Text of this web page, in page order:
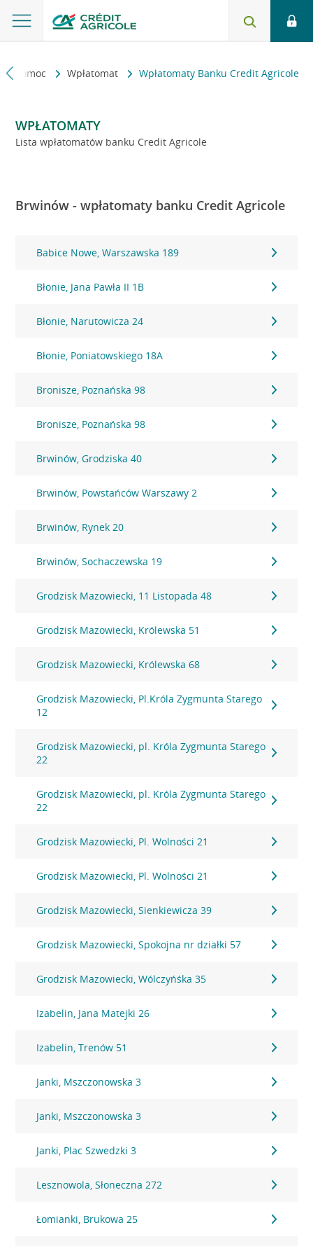
i pomoc Wpłatomat Wpłatomaty Banku Credit Agricole
WPŁATOMATY
Lista wpłatomatów banku Credit Agricole
Brwinów - wpłatomaty banku Credit Agricole
Babice Nowe, Warszawska 189
Błonie, Jana Pawła II 1B
Błonie, Narutowicza 24
Błonie, Poniatowskiego 18A
Bronisze, Poznańska 98
Bronisze, Poznańska 98
Brwinów, Grodziska 40
Brwinów, Powstańców Warszawy 2
Brwinów, Rynek 20
Brwinów, Sochaczewska 19
Grodzisk Mazowiecki, 11 Listopada 48
Grodzisk Mazowiecki, Królewska 51
Grodzisk Mazowiecki, Królewska 68
Grodzisk Mazowiecki, Pl.Króla Zygmunta Starego
12
Grodzisk Mazowiecki, pl. Króla Zygmunta Starego
22
Grodzisk Mazowiecki, pl. Króla Zygmunta Starego
22
Grodzisk Mazowiecki, Pl. Wolności 21
Grodzisk Mazowiecki, Pl. Wolności 21
Grodzisk Mazowiecki, Sienkiewicza 39
Grodzisk Mazowiecki, Spokojna nr działki 57
Grodzisk Mazowiecki, Wólczyńśka 35
Izabelin, Jana Matejki 26
Izabelin, Trenów 51
Janki, Mszczonowska 3
Janki, Mszczonowska 3
Janki, Plac Szwedzki 3
Lesznowola, Słoneczna 272
Łomianki, Brukowa 25